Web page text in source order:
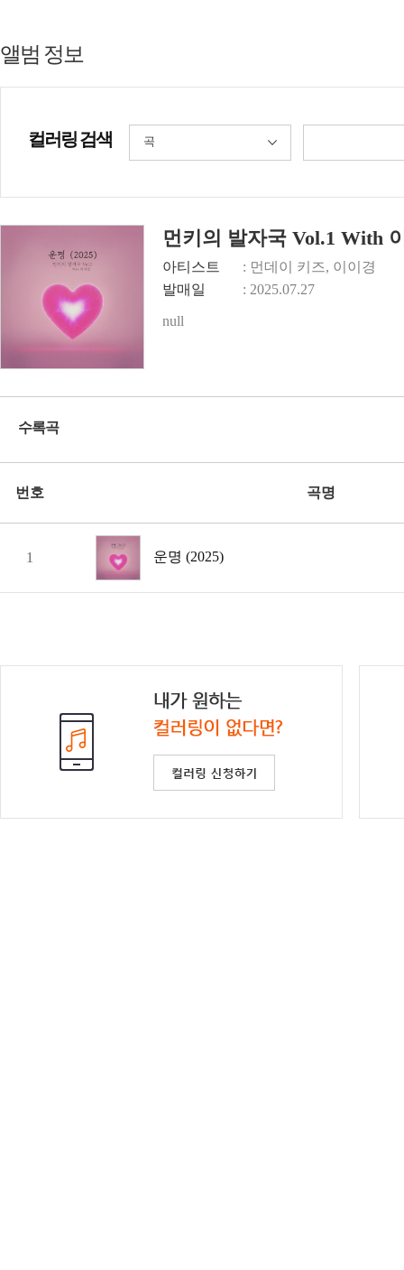
앨범 정보
컬러링 검색 곡
먼키의 발자국 Vol.1 With
아티스트
: 먼데이 키즈, 이이경
발매일
: 2025.07.27
null
수록곡
번호 곡명
1 운명 (2025)